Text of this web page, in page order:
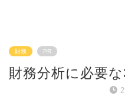
財務 PR
財務分析に必要